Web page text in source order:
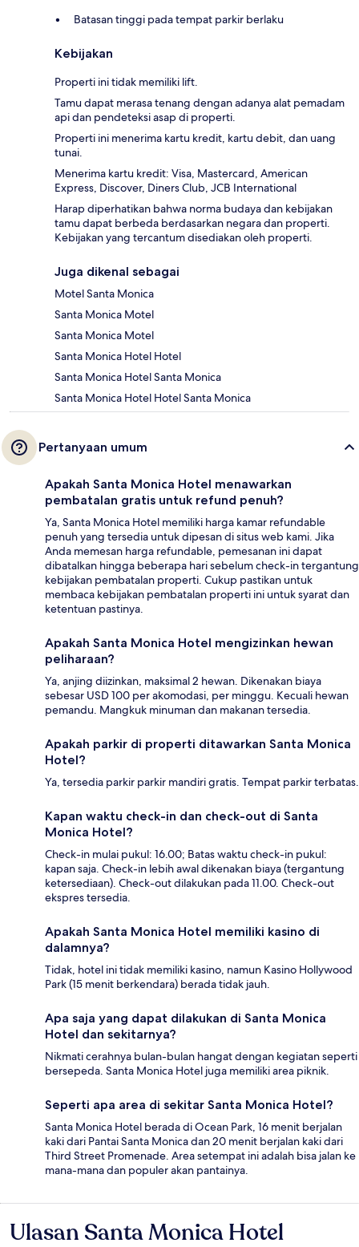
Batasan tinggi pada tempat parkir berlaku
Kebijakan
Properti ini tidak memiliki lift.
Tamu dapat merasa tenang dengan adanya alat pemadam
api dan pendeteksi asap di properti.
Properti ini menerima kartu kredit, kartu debit, dan uang
tunai.
Menerima kartu kredit: Visa, Mastercard, American
Express, Discover, Diners Club, JCB International
Harap diperhatikan bahwa norma budaya dan kebijakan
tamu dapat berbeda berdasarkan negara dan properti.
Kebijakan yang tercantum disediakan oleh properti.
Juga dikenal sebagai
Motel Santa Monica
Santa Monica Motel
Santa Monica Motel
Santa Monica Hotel Hotel
Santa Monica Hotel Santa Monica
Santa Monica Hotel Hotel Santa Monica
Pertanyaan umum
Apakah Santa Monica Hotel menawarkan
pembatalan gratis untuk refund penuh?
Ya, Santa Monica Hotel memiliki harga kamar refundable
penuh yang tersedia untuk dipesan di situs web kami. Jika
Anda memesan harga refundable, pemesanan ini dapat
dibatalkan hingga beberapa hari sebelum check-in tergantung
kebijakan pembatalan properti. Cukup pastikan untuk
membaca kebijakan pembatalan properti ini untuk syarat dan
ketentuan pastinya.
Apakah Santa Monica Hotel mengizinkan hewan
peliharaan?
Ya, anjing diizinkan, maksimal 2 hewan. Dikenakan biaya
sebesar USD 100 per akomodasi, per minggu. Kecuali hewan
pemandu. Mangkuk minuman dan makanan tersedia.
Apakah parkir di properti ditawarkan Santa Monica
Hotel?
Ya, tersedia parkir parkir mandiri gratis. Tempat parkir terbatas.
Kapan waktu check-in dan check-out di Santa
Monica Hotel?
Check-in mulai pukul: 16.00; Batas waktu check-in pukul:
kapan saja. Check-in lebih awal dikenakan biaya (tergantung
ketersediaan). Check-out dilakukan pada 11.00. Check-out
ekspres tersedia.
Apakah Santa Monica Hotel memiliki kasino di
dalamnya?
Tidak, hotel ini tidak memiliki kasino, namun Kasino Hollywood
Park (15 menit berkendara) berada tidak jauh.
Apa saja yang dapat dilakukan di Santa Monica
Hotel dan sekitarnya?
Nikmati cerahnya bulan-bulan hangat dengan kegiatan seperti
bersepeda. Santa Monica Hotel juga memiliki area piknik.
Seperti apa area di sekitar Santa Monica Hotel?
Santa Monica Hotel berada di Ocean Park, 16 menit berjalan
kaki dari Pantai Santa Monica dan 20 menit berjalan kaki dari
Third Street Promenade. Area setempat ini adalah bisa jalan ke
mana-mana dan populer akan pantainya.
Ulasan
Ulasan Santa Monica Hotel